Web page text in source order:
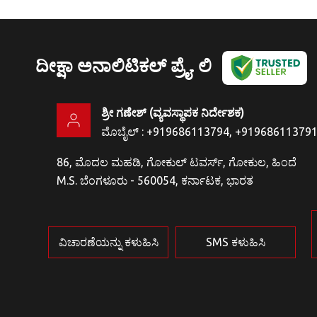
ದೀಕ್ಷಾ ಅನಾಲಿಟಿಕಲ್ ಪ್ರೈ. ಲಿ
ಶ್ರೀ ಗಣೇಶ್(ವ್ಯವಸ್ಥಾಪಕ ನಿರ್ದೇಶಕ)
ಮೊಬೈಲ್ : +919686113794, +919686113791
86, ಮೊದಲ ಮಹಡಿ, ಗೋಕುಲ್ ಟವರ್ಸ್, ಗೋಕುಲ, ಹಿಂದೆ
M.S. ಬೆಂಗಳೂರು - 560054, ಕರ್ನಾಟಕ, ಭಾರತ
ವಿಚಾರಣೆಯನ್ನು ಕಳುಹಿಸಿ SMS ಕಳುಹಿಸಿ